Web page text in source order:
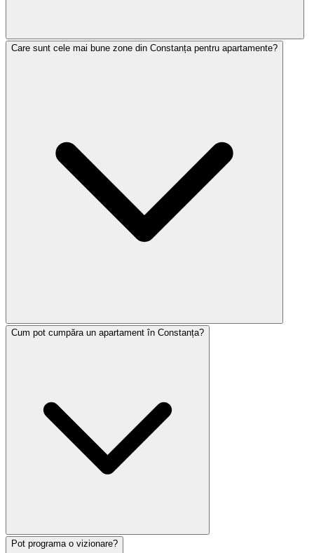
Care sunt cele mai bune zone din Constanța pentru apartamente?
Cum pot cumpăra un apartament în Constanța?
Pot programa o vizionare?